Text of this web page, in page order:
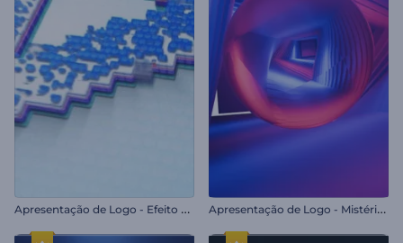
A
presentação de Logo - Efeito Glitch Pixelado A
presentação de Logo - Mistério Neon